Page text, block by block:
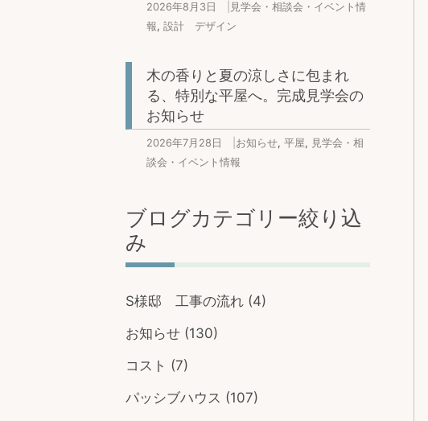
2026年8月3日
見学会・相談会・イベント情
報, 設計 デザイン
木の香りと夏の涼しさに包まれ
る、特別な平屋へ。完成見学会の
お知らせ
2026年7月28日 お知らせ, 平屋, 見学会・相
談会・イベント情報
ブログカテゴリー絞り込
み
S様邸 工事の流れ (4)
お知らせ (130)
コスト (7)
パッシブハウス (107)